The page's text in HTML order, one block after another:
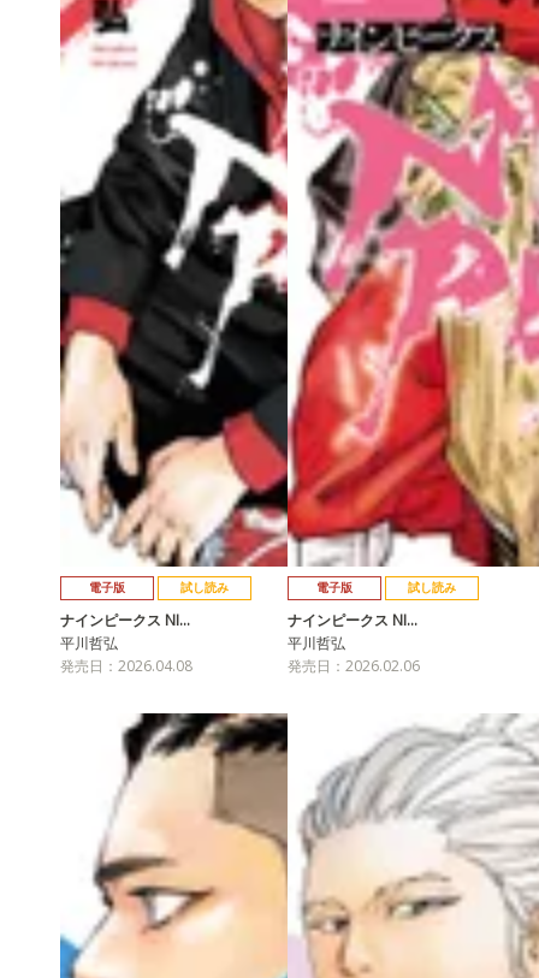
電子版 試し読み
ナインピークス NI…
平川哲弘
発売日：2026.04.08
電子版 試し読み
ナインピークス NI…
平川哲弘
発売日：2026.02.06